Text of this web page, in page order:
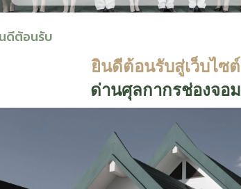
ดีต้อนรับ
ยินดีต้อนรับสู่เว็บไซต์
ด่านศุลกากรช่องจอม